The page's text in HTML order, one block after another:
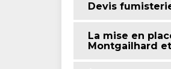
Devis
La mise en
Montgailhard